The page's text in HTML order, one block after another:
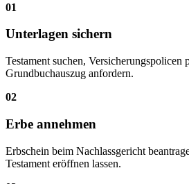
01
Unterlagen sichern
Testament suchen, Versicherungspolicen
Grundbuchauszug anfordern.
02
Erbe annehmen
Erbschein beim Nachlass­gericht
Testament eröffnen lassen.